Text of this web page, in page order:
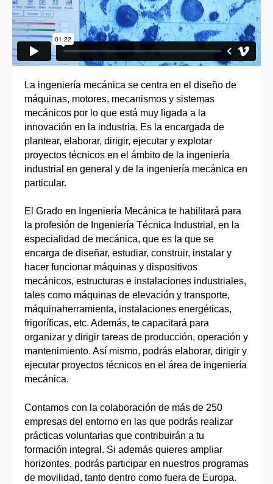
La ingeniería mecánica se centra en el diseño de
máquinas, motores, mecanismos y sistemas
mecánicos por lo que está muy ligada a la
innovación en la industria. Es la encargada de
plantear, elaborar, dirigir, ejecutar y explotar
proyectos técnicos en el ámbito de la ingeniería
industrial en general y de la ingeniería mecánica en
particular.
El Grado en Ingeniería Mecánica te habilitará para
la profesión de Ingeniería Técnica Industrial, en la
especialidad de mecánica, que es la que se
encarga de diseñar, estudiar, construir, instalar y
hacer funcionar máquinas y dispositivos
mecánicos, estructuras e instalaciones industriales,
tales como máquinas de elevación y transporte,
máquinaherramienta, instalaciones energéticas,
frigoríficas, etc. Además, te capacitará para
organizar y dirigir tareas de producción, operación y
mantenimiento. Así mismo, podrás elaborar, dirigir y
ejecutar proyectos técnicos en el área de ingeniería
mecánica.
Contamos con la colaboración de más de 250
empresas del entorno en las que podrás realizar
prácticas voluntarias que contribuirán a tu
formación integral. Si además quieres ampliar
horizontes, podrás participar en nuestros programas
de movilidad, tanto dentro como fuera de Europa.